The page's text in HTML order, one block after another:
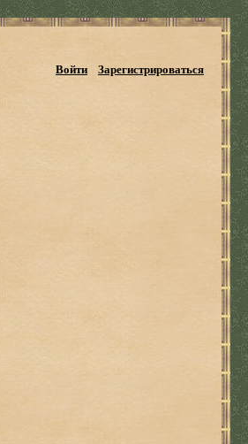
Войти Зарегистрироваться